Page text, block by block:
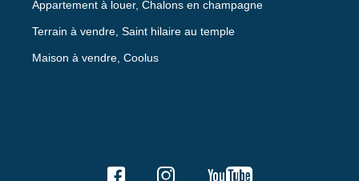
Appartement à louer, Chalons en champagne
Terrain à vendre, Saint hilaire au temple
Maison à vendre, Coolus